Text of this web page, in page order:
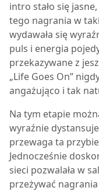
intro stało się
tego nagrania w
wydawała się
puls i energia
przekazywane z
„Life Goes On”
angażująco i tak
Na tym etapie
wyraźnie
przewaga ta
Jednocześnie
sieci pozwalała w
przeżywać